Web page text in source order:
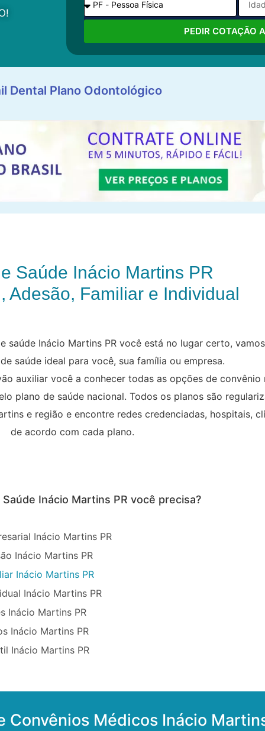
PEDIR COTAÇÃO
Dental Plano Odontológico
Saúde Inácio Martins PR
Adesão, Familiar e Individual
saúde Inácio Martins PR você está no lugar certo,
saúde ideal para você, sua família ou empresa.
auxiliar você a conhecer todas as opções de convênio
plano de saúde nacional. Todos os planos são
e região e encontre redes credenciadas, hospitais,
de acordo com cada plano.
Inácio Martins PR você precisa?
Inácio Martins PR
Inácio Martins PR
Inácio Martins PR
Inácio Martins PR
Inácio Martins PR
Inácio Martins PR
Inácio Martins PR
Convênios Médicos Inácio